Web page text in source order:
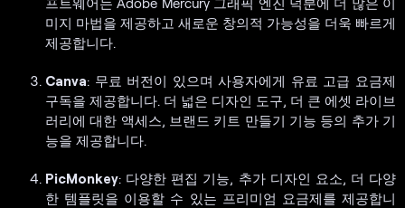
미지 마법을 제공하고 새로운 창의적 가능성을 더욱 빠르게
제공합니다.
Canva: 무료 버전이 있으며 사용자에게 유료 고급 요금제
구독을 제공합니다. 더 넓은 디자인 도구, 더 큰 에셋 라이브
러리에 대한 액세스, 브랜드 키트 만들기 기능 등의 추가 기
능을 제공합니다.
PicMonkey: 다양한 편집 기능, 추가 디자인 요소, 더 다양
한 템플릿을 이용할 수 있는 프리미엄 요금제를 제공합니